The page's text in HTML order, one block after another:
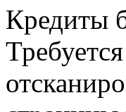
Кредиты